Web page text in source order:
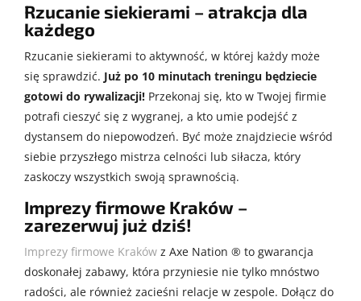
Rzucanie siekierami – atrakcja dla
każdego
Rzucanie siekierami to aktywność, w której każdy może
się sprawdzić. Już po 10 minutach treningu będziecie
gotowi do rywalizacji! Przekonaj się, kto w Twojej firmie
potrafi cieszyć się z wygranej, a kto umie podejść z
dystansem do niepowodzeń. Być może znajdziecie wśród
siebie przyszłego mistrza celności lub siłacza, który
zaskoczy wszystkich swoją sprawnością.
Imprezy firmowe Kraków –
zarezerwuj już dziś!
Imprezy firmowe Kraków z Axe Nation ® to gwarancja
doskonałej zabawy, która przyniesie nie tylko mnóstwo
radości, ale również zacieśni relacje w zespole. Dołącz do